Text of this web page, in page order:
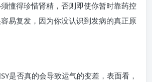
懂得珍惜肾精，否则即使你暂时靠药控
易复发，因为你没认识到发病的真正原
是否真的会导致运气的变差，表面看，